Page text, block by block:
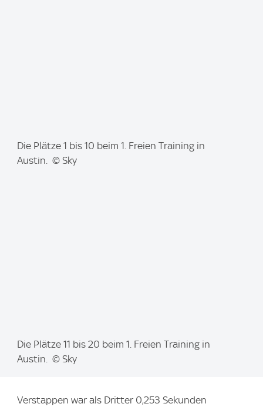
m
Die Plätze 1 bis 10 beim 1. Freien Training in
Austin. © Sky
m
Die Plätze 11 bis 20 beim 1. Freien Training in
Austin. © Sky
Verstappen war als Dritter 0,253 Sekunden